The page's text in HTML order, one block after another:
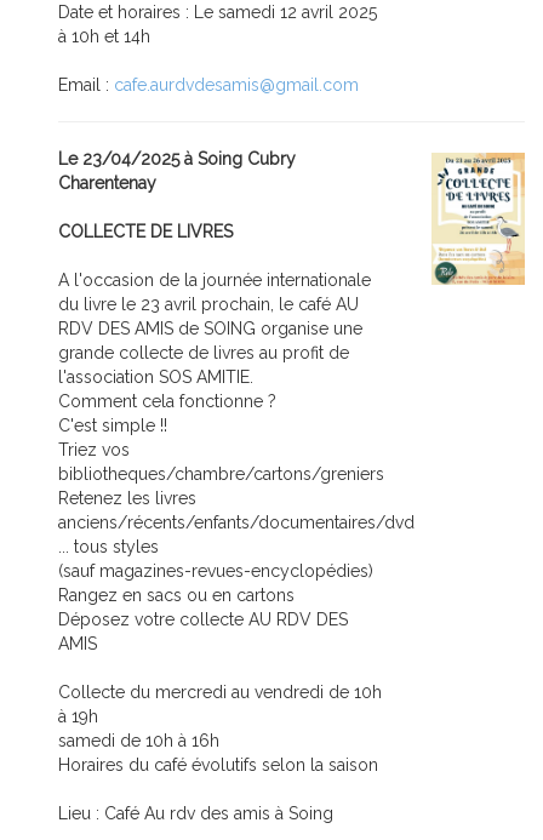
Date et horaires : Le samedi 12 avril 2025
à 10h et 14h
Email : cafe.aurdvdesamis@gmail.com
Le 23/04/2025 à Soing Cubry
Charentenay
COLLECTE DE LIVRES
A l'occasion de la journée internationale
du livre le 23 avril prochain, le café AU
RDV DES AMIS de SOING organise une
grande collecte de livres au profit de
l'association SOS AMITIE.
Comment cela fonctionne ?
C'est simple !!
Triez vos
bibliotheques/chambre/cartons/greniers
Retenez les livres
anciens/récents/enfants/documentaires/dvd
... tous styles
(sauf magazines-revues-encyclopédies)
Rangez en sacs ou en cartons
Déposez votre collecte AU RDV DES
AMIS
Collecte du mercredi au vendredi de 10h
à 19h
samedi de 10h à 16h
Horaires du café évolutifs selon la saison
Lieu : Café Au rdv des amis à Soing